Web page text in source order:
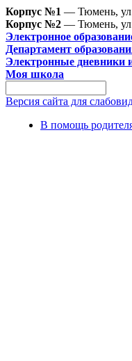
Корпус №1 — Тюмень,
Корпус №2 — Тюмень, ул.
Электронное
Департамент
Электронные дневники
Моя школа
Версия сайта для
В помощь